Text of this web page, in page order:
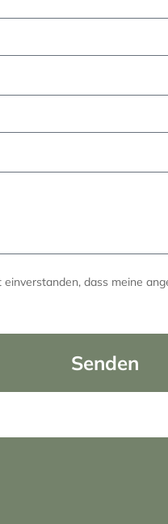
dass meine
Senden